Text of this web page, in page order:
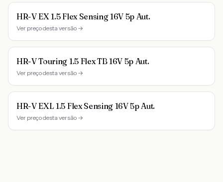
HR-V EX 1.5 Flex Sensing 16V 5p Aut.
Ver preço desta versão →
HR-V Touring 1.5 Flex TB 16V 5p Aut.
Ver preço desta versão →
HR-V EXL 1.5 Flex Sensing 16V 5p Aut.
Ver preço desta versão →